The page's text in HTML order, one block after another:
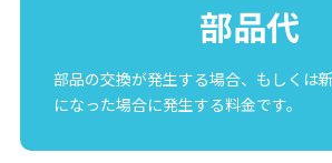
部品代
部品の交換が発生する場合、もしくは
になった場合に発生する料金です。